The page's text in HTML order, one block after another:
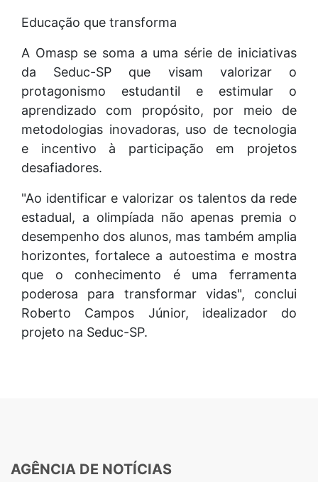
Educação que transforma
A Omasp se soma a uma série de iniciativas
da Seduc-SP que visam valorizar o
protagonismo estudantil e estimular o
aprendizado com propósito, por meio de
metodologias inovadoras, uso de tecnologia
e incentivo à participação em projetos
desafiadores.
"Ao identificar e valorizar os talentos da rede
estadual, a olimpíada não apenas premia o
desempenho dos alunos, mas também amplia
horizontes, fortalece a autoestima e mostra
que o conhecimento é uma ferramenta
poderosa para transformar vidas", conclui
Roberto Campos Júnior, idealizador do
projeto na Seduc-SP.
AGÊNCIA DE NOTÍCIAS